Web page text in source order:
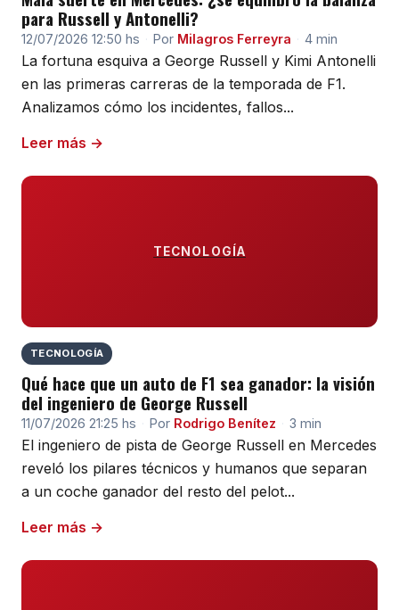
para Russell y Antonelli?
12/07/2026 12:50 hs · Por Milagros Ferreyra · 4 min
La fortuna esquiva a George Russell y Kimi Antonelli
en las primeras carreras de la temporada de F1.
Analizamos cómo los incidentes, fallos...
Leer más →
TECNOLOGÍA
TECNOLOGÍA
Qué hace que un auto de F1 sea ganador: la visión
del ingeniero de George Russell
11/07/2026 21:25 hs · Por Rodrigo Benítez · 3 min
El ingeniero de pista de George Russell en Mercedes
reveló los pilares técnicos y humanos que separan
a un coche ganador del resto del pelot...
Leer más →